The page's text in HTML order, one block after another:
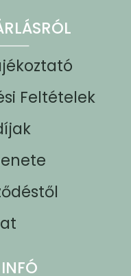
Feltételek